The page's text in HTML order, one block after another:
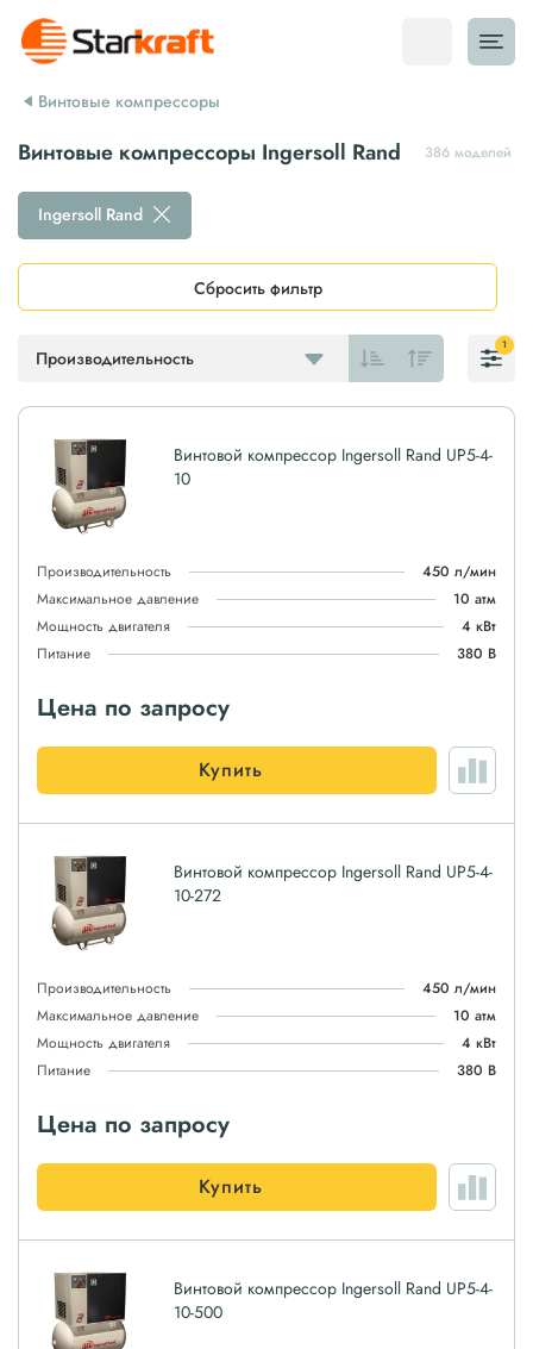
Винтовые компрессоры
Винтовые компрессоры Ingersoll Rand 386 моделей
Производительность
Ingersoll Rand
Сбросить фильтр
1
Винтовой компрессор Ingersoll Rand UP5-4-
10
Производительность
450 л/мин
Максимальное давление
10 атм
Мощность двигателя
4 кВт
Питание
380 В
Цена по запросу
Купить
Винтовой компрессор Ingersoll Rand UP5-4-
10-272
Производительность
450 л/мин
Максимальное давление
10 атм
Мощность двигателя
4 кВт
Питание
380 В
Цена по запросу
Купить
Винтовой компрессор Ingersoll Rand UP5-4-
10-500